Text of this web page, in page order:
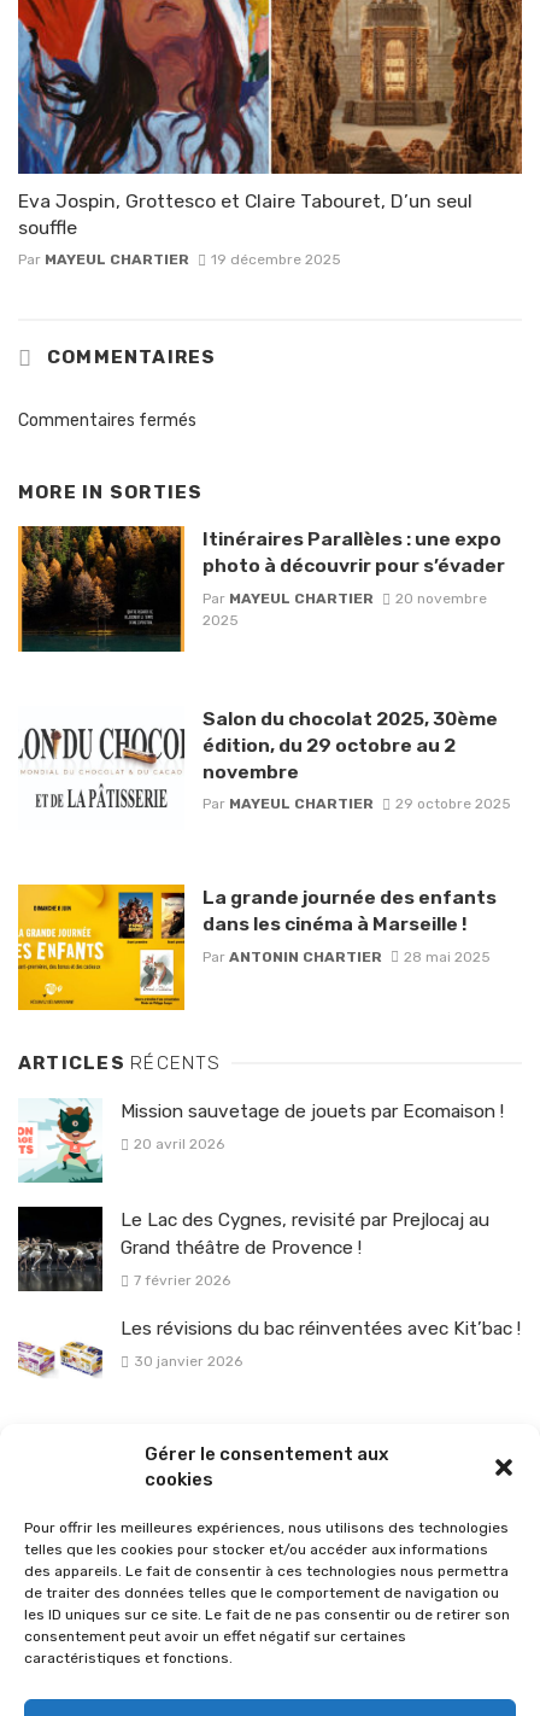
Gérer le consentement aux
cookies
Pour offrir les meilleures expériences, nous utilisons des technologies
telles que les cookies pour stocker et/ou accéder aux informations
des appareils. Le fait de consentir à ces technologies nous permettra
de traiter des données telles que le comportement de navigation ou
les ID uniques sur ce site. Le fait de ne pas consentir ou de retirer son
consentement peut avoir un effet négatif sur certaines
caractéristiques et fonctions.
Eva Jospin, Grottesco et Claire Tabouret, D’un seul
souffle
Par MAYEUL CHARTIER 19 décembre 2025
COMMENTAIRES
Commentaires fermés
MORE IN SORTIES
Itinéraires Parallèles : une expo
photo à découvrir pour s’évader
Par MAYEUL CHARTIER
20 novembre
2025
Salon du chocolat 2025, 30ème
édition, du 29 octobre au 2
novembre
Par MAYEUL CHARTIER 29 octobre 2025
La grande journée des enfants
dans les cinéma à Marseille !
Par ANTONIN CHARTIER 28 mai 2025
ARTICLES RÉCENTS
Mission sauvetage de jouets par Ecomaison !
20 avril 2026
Le Lac des Cygnes, revisité par Prejlocaj au
Grand théâtre de Provence !
7 février 2026
Les révisions du bac réinventées avec Kit’bac !
30 janvier 2026